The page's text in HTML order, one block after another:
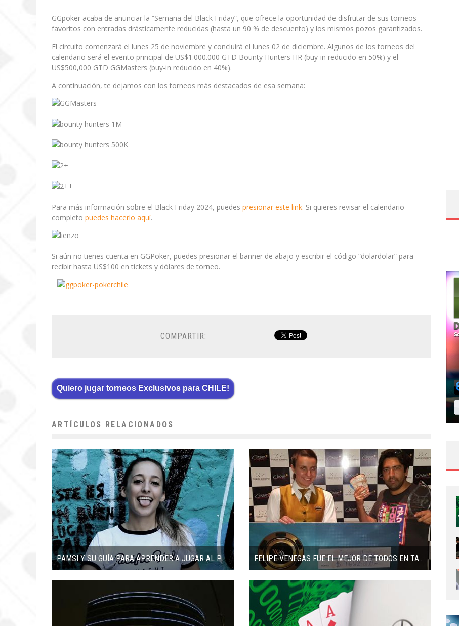
GGpoker acaba de anunciar la “Semana del Black Friday”, que ofrece la oportunidad de disfrutar de sus torneos
favoritos con entradas drásticamente reducidas (hasta un 90 % de descuento) y los mismos pozos garantizados.
El circuito comenzará el lunes 25 de noviembre y concluirá el lunes 02 de diciembre. Algunos de los torneos del
calendario será el evento principal de US$1.000.000 GTD Bounty Hunters HR (buy-in reducido en 50%) y el
US$500,000 GTD GGMasters (buy-in reducido en 40%).
A continuación, te dejamos con los torneos más destacados de esa semana:
Para más información sobre el Black Friday 2024, puedes presionar este link. Si quieres revisar el calendario
completo puedes hacerlo aquí.
Si aún no tienes cuenta en GGPoker, puedes presionar el banner de abajo y escribir el código “dolardolar” para
recibir hasta US$100 en tickets y dólares de torneo.
COMPARTIR:
Quiero jugar torneos Exclusivos para CHILE!
ARTÍCULOS RELACIONADOS
PAMSI Y SU GUÍA PARA APRENDER A JUGAR AL POKER FELIPE VENEGAS FUE EL MEJOR DE TODOS EN TALCA